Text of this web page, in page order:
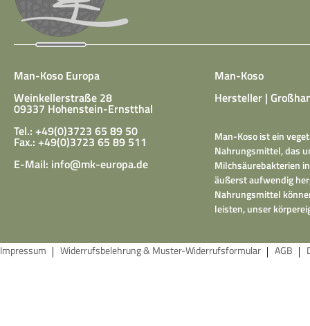
Man-Koso Europa
Weinkellerstraße 28
09337 Hohenstein-Ernstthal
Tel.: +49(0)3723 65 89 50
Fax.: +49(0)3723 65 89 511
E-Mail: info@mk-europa.de
Man-Koso
Hersteller |
Man-Koso ist ein
Nahrungsmittel, das
Milchsäurebakterien
äußerst aufwendig
Nahrungsmittel
leisten, unser
Impressum Widerrufsbelehrung & Muster-Widerrufsformular AGB